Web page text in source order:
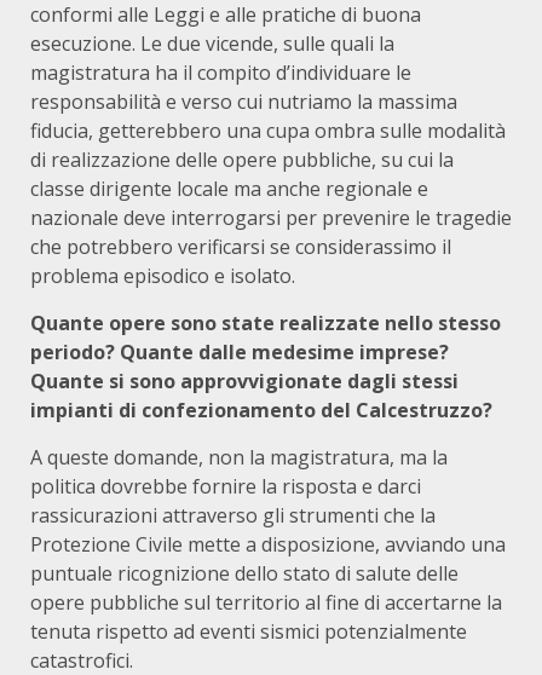
conformi alle Leggi e alle pratiche di buona
esecuzione. Le due vicende, sulle quali la
magistratura ha il compito d’individuare le
responsabilità e verso cui nutriamo la massima
fiducia, getterebbero una cupa ombra sulle modalità
di realizzazione delle opere pubbliche, su cui la
classe dirigente locale ma anche regionale e
nazionale deve interrogarsi per prevenire le tragedie
che potrebbero verificarsi se considerassimo il
problema episodico e isolato.
Quante opere sono state realizzate nello stesso
periodo? Quante dalle medesime imprese?
Quante si sono approvvigionate dagli stessi
impianti di confezionamento del Calcestruzzo?
A queste domande, non la magistratura, ma la
politica dovrebbe fornire la risposta e darci
rassicurazioni attraverso gli strumenti che la
Protezione Civile mette a disposizione, avviando una
puntuale ricognizione dello stato di salute delle
opere pubbliche sul territorio al fine di accertarne la
tenuta rispetto ad eventi sismici potenzialmente
catastrofici.